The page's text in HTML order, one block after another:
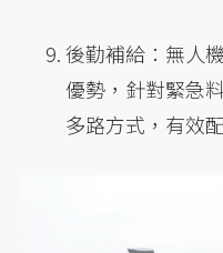
後勤補給：無人
優勢，針對緊急
多路方式，有效